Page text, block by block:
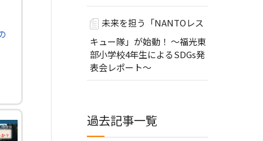
未来を担う「NANTOレス
キュー隊」が始動！ ～福光東
部小学校4年生によるSDGs発
表会レポート～
過去記事一覧